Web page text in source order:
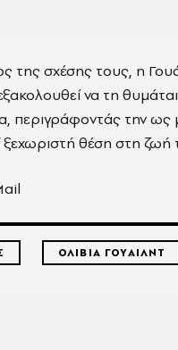
της σχέσης τους, η
να τη
περιγράφοντάς την ως
ξεχωριστή θέση στη ζωή
ΟΛΙΒΙΑ ΓΟΥΑΙΛΝΤ